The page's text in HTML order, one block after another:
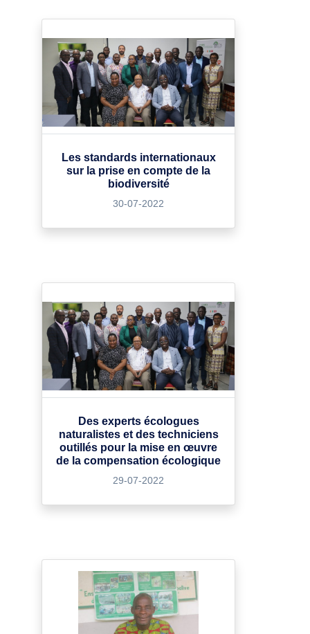
Les standards internationaux
sur la prise en compte de la
biodiversité
30-07-2022
Des experts écologues
naturalistes et des techniciens
outillés pour la mise en œuvre
de la compensation écologique
29-07-2022